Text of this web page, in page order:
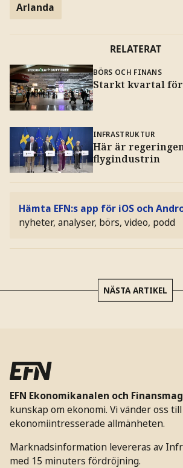
Arlanda
RELATERAT
BÖRS OCH FINANS
Starkt kvartal
INFRASTRUKTUR
Här är
flygindustrin
Hämta EFN:s app för iOS och
nyheter, analyser, börs, video, podd
NÄSTA ARTIKEL
EFN Ekonomikanalen och
kunskap om ekonomi. Vi vänder oss
ekonomiintresserade allmänheten.
Marknadsinformation levereras av
med 15 minuters fördröjning.